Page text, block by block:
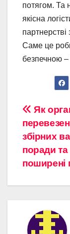
потягом. Та
якісна
Саме це
безпечною –
по
Як
збірних
поради та
поширені